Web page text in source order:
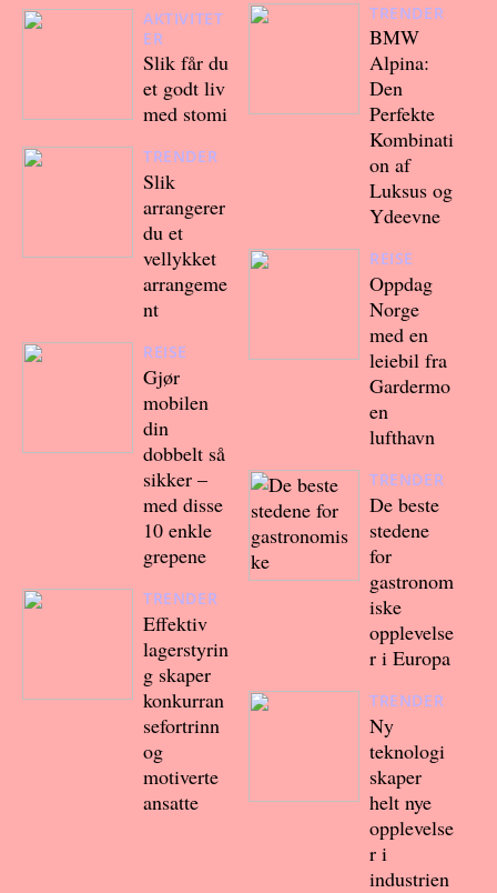
AKTIVITET
ER
Slik får du
et godt liv
med stomi
TRENDER
Slik
arrangerer
du et
vellykket
arrangeme
nt
REISE
Gjør
mobilen
din
dobbelt så
sikker –
med disse
10 enkle
grepene
TRENDER
Effektiv
lagerstyrin
g skaper
konkurran
sefortrinn
og
motiverte
ansatte
TRENDER
BMW
Alpina:
Den
Perfekte
Kombinati
on af
Luksus og
Ydeevne
REISE
Oppdag
Norge
med en
leiebil fra
Gardermo
en
lufthavn
TRENDER
De beste
stedene
for
gastronom
iske
opplevelse
r i Europa
TRENDER
Ny
teknologi
skaper
helt nye
opplevelse
r i
industrien